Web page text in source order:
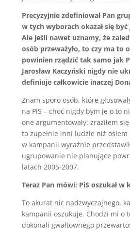
Precyzyjnie zdefiniował Pan
w tych wyborach okazał się
Ale jeśli nawet uznamy, że
osób przeważyło, to czy ma to
powinien rządzić tak samo jak
Jarosław Kaczyński nigdy nie
definiuje całkowicie inaczej
Znam sporo osób, które
na PiS – choć nigdy bym je o to
one argumentowały: zraziłem
to zupełnie inni ludzie niż
w kampanii wyraźnie
ugrupowanie nie planujące
latach 2005-2007.
Teraz Pan mówi: PiS oszukał w
To akurat nic nadzwyczajnego,
kampanii oszukuje. Chodzi mi o
dokonali gwałtownego